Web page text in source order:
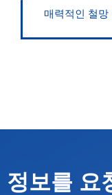
매력적인 철망
정보를 요